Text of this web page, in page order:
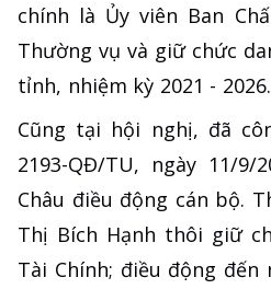
chính là Ủy viên Ban
Thường vụ và giữ chức
tỉnh, nhiệm kỳ 2021 - 2026.
Cũng tại hội nghị, đã
2193-QĐ/TU, ngày 11/
Châu điều động cán bộ.
Thị Bích Hạnh thôi giữ
Tài Chính; điều động